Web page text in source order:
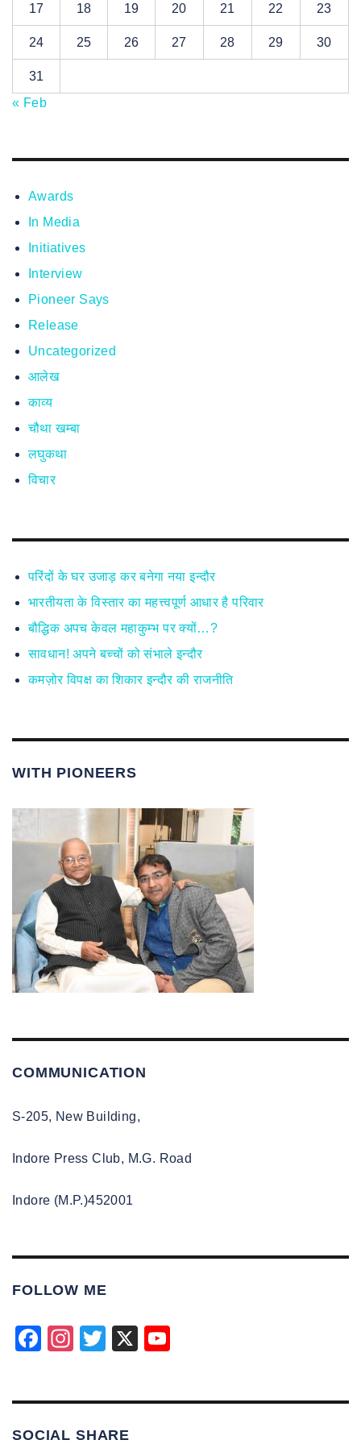
17 18 19 20 21 22 23
24 25 26 27 28 29 30
31
« Feb
Awards
In Media
Initiatives
Interview
Pioneer Says
Release
Uncategorized
आलेख
काव्य
चौथा खम्बा
लघुकथा
विचार
परिंदों के घर उजाड़ कर बनेगा नया इन्दौर
भारतीयता के विस्तार का महत्त्वपूर्ण आधार है परिवार
बौद्धिक अपच केवल महाकुम्भ पर क्यों…?
सावधान! अपने बच्चों को संभाले इन्दौर
कमज़ोर विपक्ष का शिकार इन्दौर की राजनीति
WITH PIONEERS
COMMUNICATION
S-205, New Building,
Indore Press Club, M.G. Road
Indore (M.P.)452001
FOLLOW ME
F
In
T
X
SOCIAL SHARE